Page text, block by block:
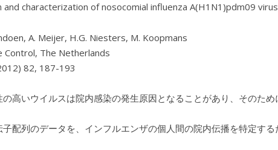
characterization of nosocomial influenza A(H1N1)pdm09
A. Meijer, H.G. Niesters, M. Koopmans
The Netherlands
82, 187-193
高いウイルスは院内感染の発生原因となることがあり、そのため
配列のデータを、インフルエンザの個人間の院内伝播を特定す